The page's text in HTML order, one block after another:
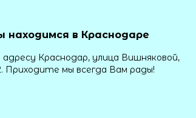
находимся в Краснодаре
адресу Краснодар, улица Вишняковой,
Приходите мы всегда Вам рады!